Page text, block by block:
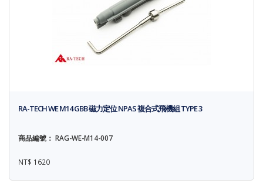
RA-TECH WE M14 GBB 磁力定位 NPAS 複合式飛機組 TYPE 3
商品編號： RAG-WE-M14-007
NT$ 1620